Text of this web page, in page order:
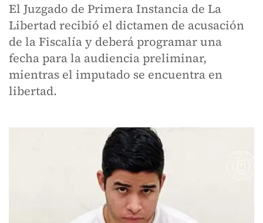
El Juzgado de Primera Instancia de La
Libertad recibió el dictamen de acusación
de la Fiscalía y deberá programar una
fecha para la audiencia preliminar,
mientras el imputado se encuentra en
libertad.